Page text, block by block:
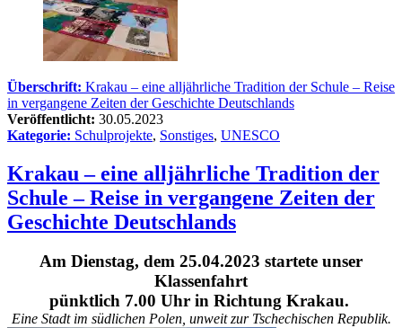
Überschrift: Krakau – eine alljährliche Tradition der Schule – Reise
in vergangene Zeiten der Geschichte Deutschlands
Veröffentlicht: 30.05.2023
Kategorie: Schulprojekte, Sonstiges, UNESCO
Krakau – eine alljährliche Tradition der
Schule – Reise in vergangene Zeiten der
Geschichte Deutschlands
Am Dienstag, dem 25.04.2023 startete unser
Klassenfahrt
pünktlich 7.00 Uhr in Richtung Krakau.
Eine Stadt im südlichen Polen, unweit zur Tschechischen Republik.